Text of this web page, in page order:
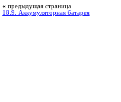
« предыдущая страница
18.9. Аккумуляторная батарея